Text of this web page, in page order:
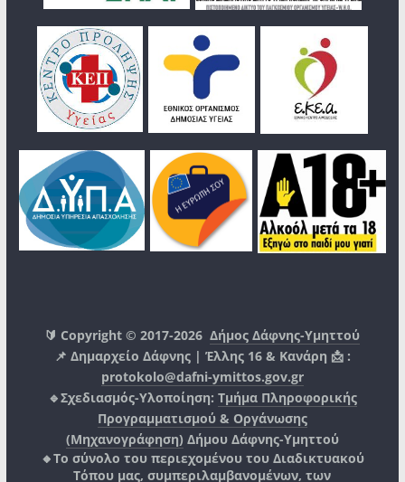
🔰 Copyright © 2017-2026Δήμος Δάφνης-Υμηττού
📌 Δημαρχείο Δάφνης | Έλλης 16 & Κανάρη 📩 :
protokolo@dafni-ymittos.gov.gr
🔹Σχεδιασμός-Υλοποίηση: Τμήμα Πληροφορικής
Προγραμματισμού & Οργάνωσης
(Μηχανογράφηση) Δήμου Δάφνης-Υμηττού
🔸Το σύνολο του περιεχομένου του Διαδικτυακού
Τόπου μας, συμπεριλαμβανομένων, των